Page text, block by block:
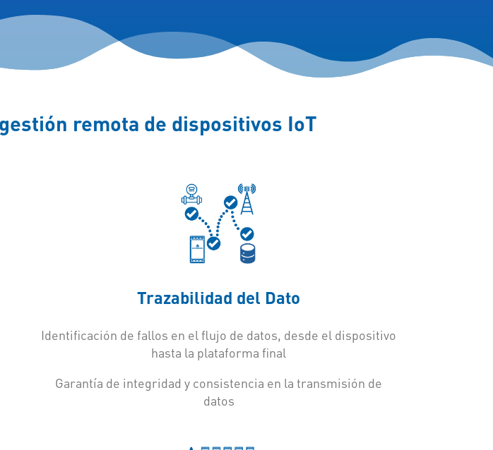
remota de dispositivos IoT
Trazabilidad del Dato
Identificación de fallos en el flujo de datos, desde el dispositivo
hasta la plataforma final
Garantía de integridad y consistencia en la transmisión de
datos